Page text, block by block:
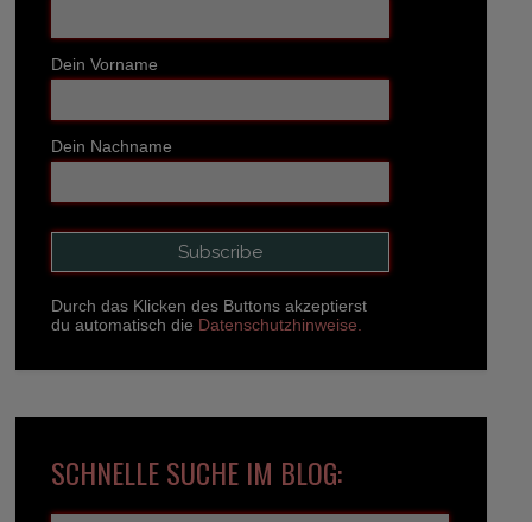
Dein Vorname
Dein Nachname
Durch das Klicken des Buttons akzeptierst
du automatisch die Datenschutzhinweise.
SCHNELLE SUCHE IM BLOG: